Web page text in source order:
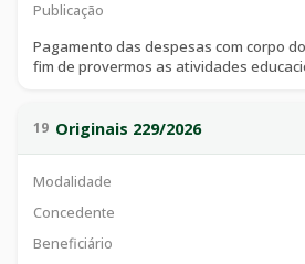
Publicação
Pagamento das despesas com corpo
fim de provermos as atividades
informática, com aplicação da vivência
à garantia da qualidade das metas
pagamento parcial dos professores do
19 Originais 229/2026
Modalidade
Concedente
Beneficiário